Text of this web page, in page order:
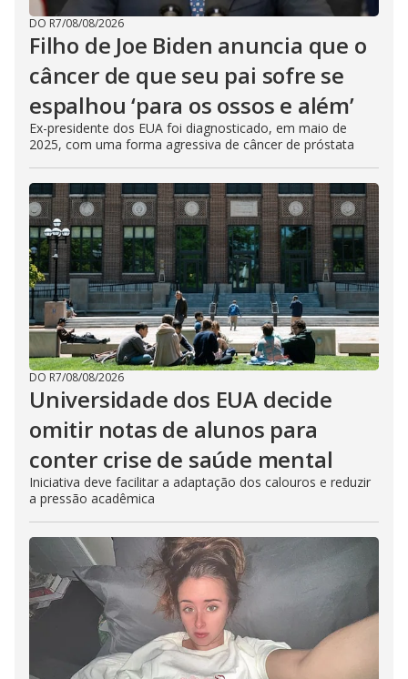
DO R7/08/08/2026
Filho de Joe Biden anuncia que o
câncer de que seu pai sofre se
espalhou ‘para os ossos e além’
Ex-presidente dos EUA foi diagnosticado, em maio de
2025, com uma forma agressiva de câncer de próstata
DO R7/08/08/2026
Universidade dos EUA decide
omitir notas de alunos para
conter crise de saúde mental
Iniciativa deve facilitar a adaptação dos calouros e reduzir
a pressão acadêmica